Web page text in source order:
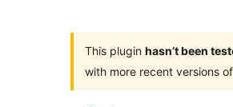
This plugin hasn’t been
with more recent versions